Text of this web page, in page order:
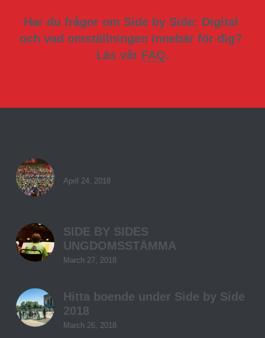
Har du frågor om Side by Side: Digital
och vad omställningen innebär för dig?
Läs vår FAQ.
April 24, 2018
SIDE BY SIDES
UNGDOMSSTÄMMA
March 27, 2018
Hitta boende under Side by Side
2018
March 26, 2018